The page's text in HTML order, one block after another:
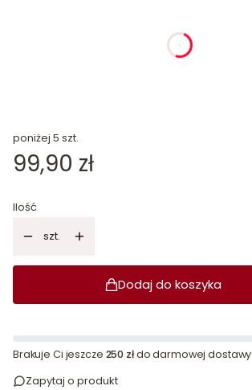
poniżej 5 szt.
Cena
99,90 zł
Ilość
szt.
Dodaj do koszyka
Brakuje Ci jeszcze 250 złdo darmowej dostawy
Zapytaj o produkt